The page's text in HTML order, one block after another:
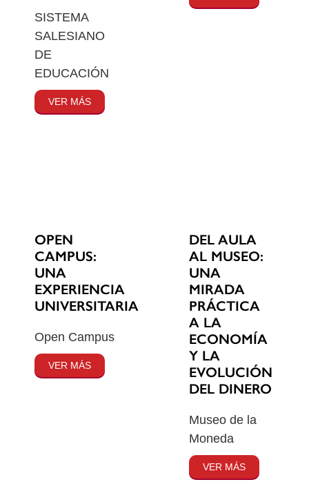
SISTEMA
SALESIANO
DE
EDUCACIÓN
VER MÁS
OPEN
CAMPUS:
UNA
EXPERIENCIA
UNIVERSITARIA
Open Campus
VER MÁS
DEL AULA
AL MUSEO:
UNA
MIRADA
PRÁCTICA
A LA
ECONOMÍA
Y LA
EVOLUCIÓN
DEL DINERO
Museo de la
Moneda
VER MÁS